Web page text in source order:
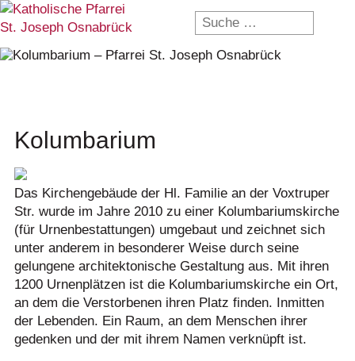
Kolumbarium
Das Kirchengebäude der Hl. Familie an der Voxtruper
Str. wurde im Jahre 2010 zu einer Kolumbariumskirche
(für Urnenbestattungen) umgebaut und zeichnet sich
unter anderem in besonderer Weise durch seine
gelungene architektonische Gestaltung aus. Mit ihren
1200 Urnenplätzen ist die Kolumbariumskirche ein Ort,
an dem die Verstorbenen ihren Platz finden. Inmitten
der Lebenden. Ein Raum, an dem Menschen ihrer
gedenken und der mit ihrem Namen verknüpft ist.